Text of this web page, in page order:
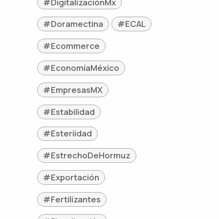
#Doramectina
#ECAL
#Ecommerce
#EconomíaMéxico
#EmpresasMX
#Estabilidad
#Esteriidad
#EstrechoDeHormuz
#Exportación
#Fertilizantes